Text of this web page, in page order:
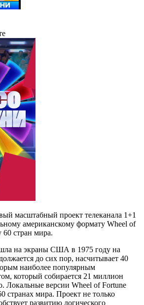
масштабный проект телеканала 1+1
американскому формату Wheel of
стран мира.
на экраны США в 1975 году на
до сих пор, насчитывает 40
наиболее популярным
который собирается 21 миллион
Локальные версии Wheel of Fortune
странах мира. Проект не только
развитию логического